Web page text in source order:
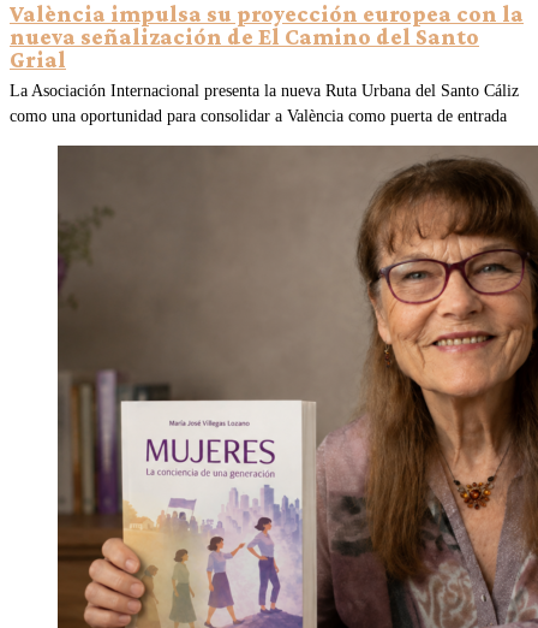
València impulsa su proyección europea con la
nueva señalización de El Camino del Santo
Grial
La Asociación Internacional presenta la nueva Ruta Urbana del Santo Cáliz
como una oportunidad para consolidar a València como puerta de entrada